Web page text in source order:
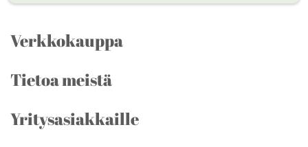
Verkkokauppa
Tietoa meistä
Yritysasiakkaille